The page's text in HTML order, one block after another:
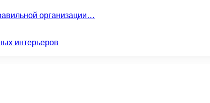
организации…
интерьеров